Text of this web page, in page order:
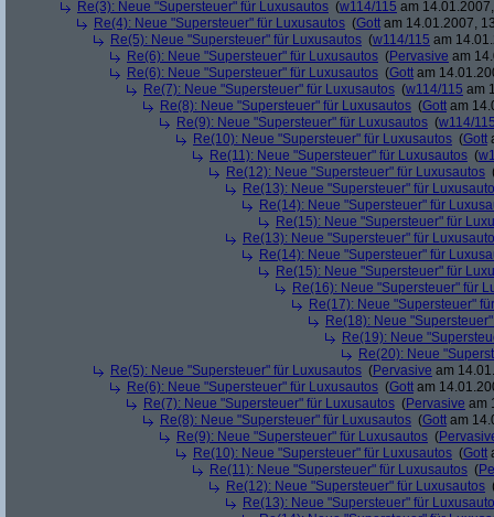
Re(3): Neue "Supersteuer" für Luxusautos (w114/115 am
Re(4): Neue "Supersteuer" für Luxusautos (Gott am 14.01.2007,
Re(5): Neue "Supersteuer" für Luxusautos (w114/115 am
Re(6): Neue "Supersteuer" für Luxusautos (Pervasive am
Re(6): Neue "Supersteuer" für Luxusautos (Gott am
Re(7): Neue "Supersteuer" für Luxusautos (w114/115 am
Re(8): Neue "Supersteuer" für Luxusautos (Gott am
Re(9): Neue "Supersteuer" für Luxusautos (w114/
Re(10): Neue "Supersteuer" für Luxusautos (Gott
Re(11): Neue "Supersteuer" für Luxusautos (
Re(12): Neue "Supersteuer" für Luxusautos
Re(13): Neue "Supersteuer" für
Re(14): Neue "Supersteuer" für
Re(15): Neue "Supersteuer" für
Re(13): Neue "Supersteuer" für
Re(14): Neue "Supersteuer" für
Re(15): Neue "Supersteuer" für
Re(16): Neue "Supersteuer" für
Re(17): Neue "Supersteuer"
Re(18): Neue
Re(19): Neue
Re(20): Neue
Re(5): Neue "Supersteuer" für Luxusautos (Pervasive am
Re(6): Neue "Supersteuer" für Luxusautos (Gott am
Re(7): Neue "Supersteuer" für Luxusautos (Pervasive am
Re(8): Neue "Supersteuer" für Luxusautos (Gott am
Re(9): Neue "Supersteuer" für Luxusautos (
Re(10): Neue "Supersteuer" für Luxusautos (Gott
Re(11): Neue "Supersteuer" für Luxusautos (
Re(12): Neue "Supersteuer" für Luxusautos
Re(13): Neue "Supersteuer" für